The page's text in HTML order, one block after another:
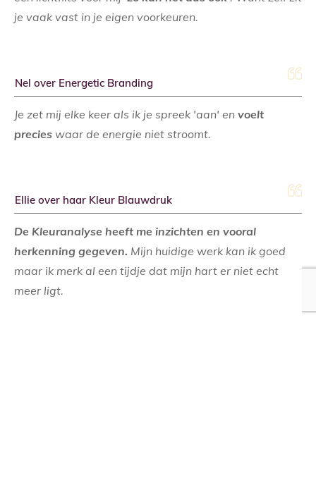
je vaak vast in je eigen voorkeuren.
Nel over Energetic Branding
Je zet mij elke keer als ik je spreek 'aan' en voelt
precies waar de energie niet stroomt.
Ellie over haar Kleur Blauwdruk
De Kleuranalyse heeft me inzichten en vooral
herkenning gegeven. Mijn huidige werk kan ik goed
maar ik merk al een tijdje dat mijn hart er niet echt
meer ligt.